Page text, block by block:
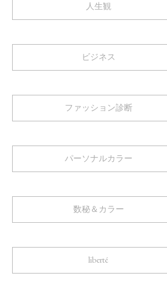
人生観
ビジネス
ファッション診断
パーソナルカラー
数秘＆カラー
liberté